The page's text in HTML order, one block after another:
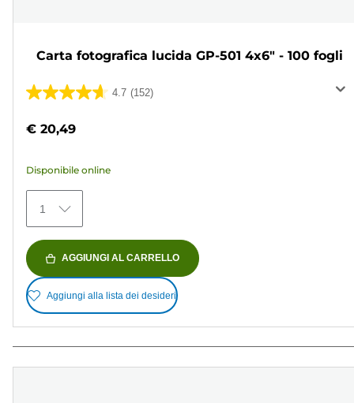
Carta fotografica lucida GP-501 4x6" - 100 fogli
4.7 (152)
4.7
5
152
recensioni
€ 20,49
Disponibile online
1
AGGIUNGI AL CARRELLO
Aggiungi alla lista dei desideri